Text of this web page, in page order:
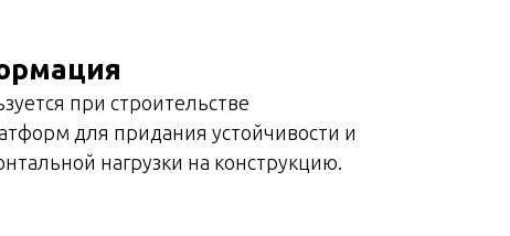
при строительстве
для придания устойчивости и
нагрузки на конструкцию.